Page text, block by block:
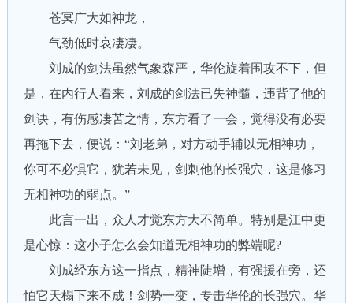
苍冥广大如神龙，
气劲低时哀凄凄。
刘成的剑法虽然气象森严，华伦旋着围攻不下，但
是，在内行人看来，刘成的剑法已失神髓，违背了他的
剑诀，有伤感凄苦之情，东方看了一会，觉得没有必要
再拖下去，便说：“刘老弟，对方动手辅以无相神功，
你可不必惧它，犹若未见，剑刺他的长强穴，这是修习
无相神功的弱点。”
此言一出，众人才觉东方大不简单。特别是江中更
是心惊：这小子怎么会知道无相神功的弊端呢?
刘成经东方这一指点，精神陡增，有强援在旁，还
怕它天榻下来不成！剑势一变，专击华伦的长强穴。华